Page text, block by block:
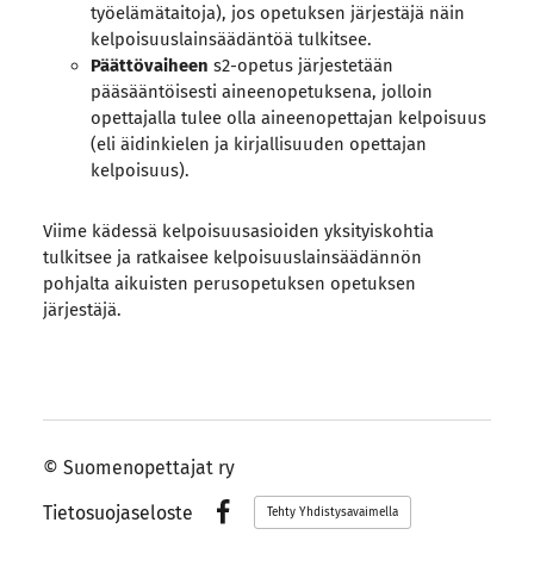
työelämätaitoja), jos opetuksen järjestäjä näin
kelpoisuuslainsäädäntöä tulkitsee.
Päättövaiheen s2-opetus järjestetään
pääsääntöisesti aineenopetuksena, jolloin
opettajalla tulee olla aineenopettajan kelpoisuus
(eli äidinkielen ja kirjallisuuden opettajan
kelpoisuus).
Viime kädessä kelpoisuusasioiden yksityiskohtia
tulkitsee ja ratkaisee kelpoisuuslainsäädännön
pohjalta aikuisten perusopetuksen opetuksen
järjestäjä.
© Suomenopettajat ry
Tietosuojaseloste
Facebook
Tehty Yhdistysavaimella